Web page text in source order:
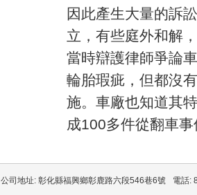
因此產生大量的訴
立，有些庭外和解
當時辯護律師爭論
輪胎瑕疵，但都沒
施。車廠也知道其
成100多件從翻車
公司地址: 彰化縣福興鄉彰鹿路六段546巷6號 電話: